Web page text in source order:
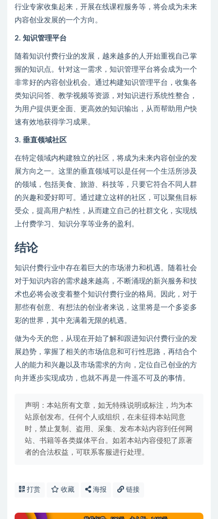
行业专家收集起来，开展在线课程服务等，将会成为未来
内容创业发展的一个方向。
2. 知识管理平台
随着知识付费行业的发展，越来越多的人开始重视自己掌
握的知识点。针对这一需求，知识管理平台将会成为一个
非常好的内容创业机会。通过构建知识管理平台，收集各
类知识问答、教学视频等资源，对知识进行系统性整合，
为用户提供更全面、更高效的知识输出，从而帮助用户快
速有效地获得学习成果。
3. 垂直领域社区
在特定领域内构建独立的社区，将成为未来内容创业的发
展方向之一。这里的垂直领域可以是任何一个生活所涉及
的领域，包括美食、旅游、科技等，只要它符合不同人群
的兴趣和爱好即可。通过建立这样的社区，可以聚焦目标
受众，提高用户粘性，从而建立自己的社群文化，实现线
上付费学习、知识分享等业务的盈利。
结论
知识付费行业中存在着巨大的市场潜力和机遇。随着社会
对于知识内容的需求越来越高，不断涌现的新兴服务和技
术也必将会改变着整个知识付费行业的格局。因此，对于
那些有创意、有想法的创业者来说，这里将是一个多姿多
彩的世界，其中充满着无限的机遇。
做为今天的您，从现在开始了解和跟进知识付费行业的发
展趋势，掌握了相关的市场信息和可行性思路，再结合个
人的能力和兴趣以及市场需求的方向，定位自己创业的方
向并逐步实现成功，也就不再是一件遥不可及的事情。
声明：本站所有文章，如无特殊说明或标注，均为本
站原创发布。任何个人或组织，在未征得本站同意
时，禁止复制、盗用、采集、发布本站内容到任何网
站、书籍等各类媒体平台。如若本站内容侵犯了原著
者的合法权益，可联系客服进行处理。
打赏 收藏 海报 链接